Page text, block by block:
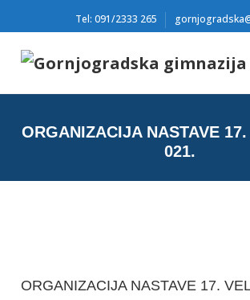
Tel: 091/2333 265
ORGANIZACIJA NASTAVE
021.
ORGANIZACIJA NASTAVE 17.